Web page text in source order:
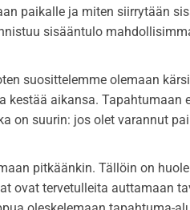
paikalle ja miten siirrytään
sisääntulo
suosittelemme olemaan
kestää aikansa. Tapahtumaan
on suurin: jos olet varannut
pitkäänkin. Tällöin on
ovat tervetulleita auttamaan